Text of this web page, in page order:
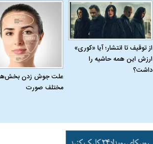
از توقیف تا انتشار؛ آیا «کوری»
ارزش این همه حاشیه را
داشت؟
علت جوش زدن
مختلف صورت